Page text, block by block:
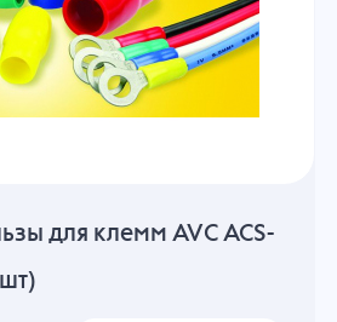
для клемм AVC ACS-